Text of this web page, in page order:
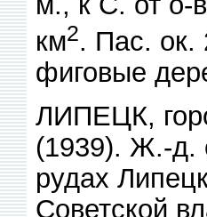
км2. Пас. ок.
фиговые
ЛИПЕЦК,
(1939). Ж.-д.
рудах
Советской